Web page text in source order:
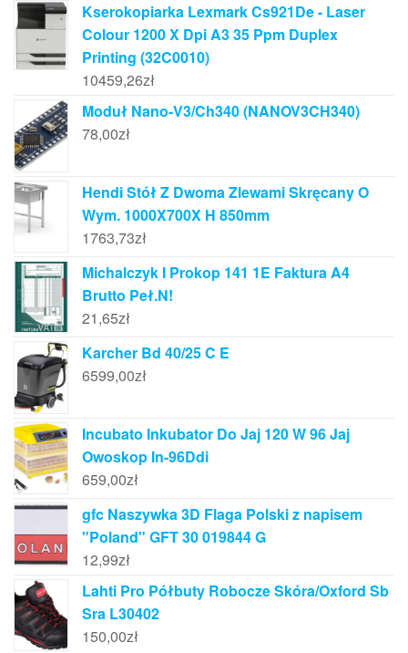
Kserokopiarka Lexmark Cs921De - Laser
Colour 1200 X Dpi A3 35 Ppm Duplex
Printing (32C0010)
10459,26zł
Moduł Nano-V3/Ch340 (NANOV3CH340)
78,00zł
Hendi Stół Z Dwoma Zlewami Skręcany O
Wym. 1000X700X H 850mm
1763,73zł
Michalczyk I Prokop 141 1E Faktura A4
Brutto Peł.N!
21,65zł
Karcher Bd 40/25 C E
6599,00zł
Incubato Inkubator Do Jaj 120 W 96 Jaj
Owoskop In-96Ddi
659,00zł
gfc Naszywka 3D Flaga Polski z napisem
"Poland" GFT 30 019844 G
12,99zł
Lahti Pro Półbuty Robocze Skóra/Oxford Sb
Sra L30402
150,00zł